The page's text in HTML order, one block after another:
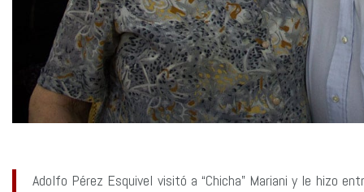
Adolfo Pérez Esquivel visitó a “Chicha” Mariani y le hizo